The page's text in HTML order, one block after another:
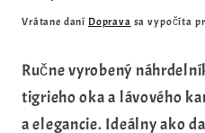
cena
Vrátane daní Doprava sa vypočíta
Ručne vyrobený
tigrieho oka a lávového
a elegancie. Ideálny ako